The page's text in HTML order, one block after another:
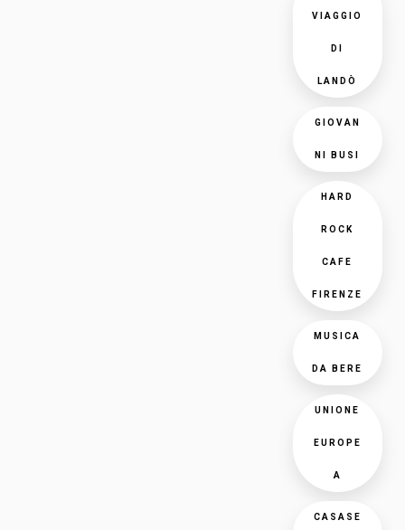
VIAGGIO
DI
LANDÒ
GIOVAN
NI BUSI
HARD
ROCK
CAFE
FIRENZE
MUSICA
DA BERE
UNIONE
EUROPE
A
CASASE